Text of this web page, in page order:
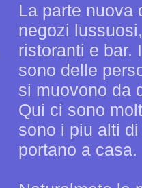
La parte nuova
negozi
ristoranti e bar.
sono delle
si muovono da
Qui ci sono
sono i piu alti
portano a casa.